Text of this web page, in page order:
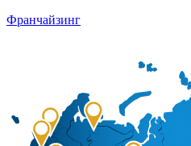
Франчайзинг